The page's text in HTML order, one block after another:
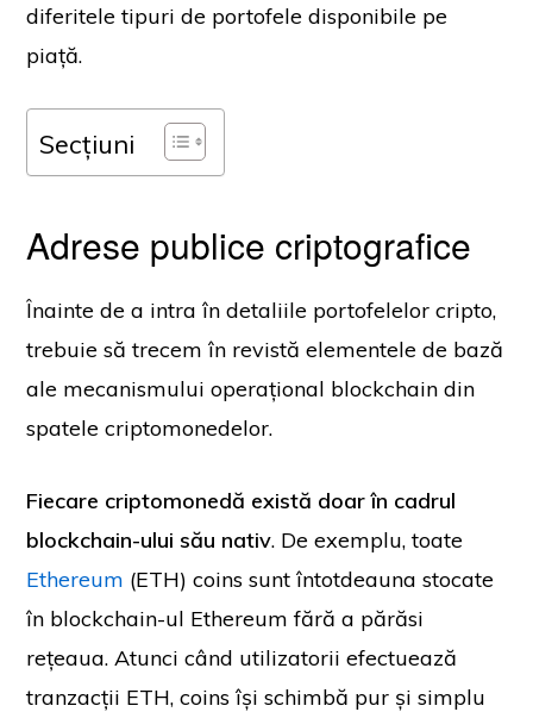
diferitele tipuri de portofele disponibile pe
piață.
Secțiuni
Adrese publice criptografice
Înainte de a intra în detaliile portofelelor cripto,
trebuie să trecem în revistă elementele de bază
ale mecanismului operațional blockchain din
spatele criptomonedelor.
Fiecare criptomonedă există doar în cadrul
blockchain-ului său nativ. De exemplu, toate
Ethereum (ETH) coins sunt întotdeauna stocate
în blockchain-ul Ethereum fără a părăsi
rețeaua. Atunci când utilizatorii efectuează
tranzacții ETH, coins își schimbă pur și simplu